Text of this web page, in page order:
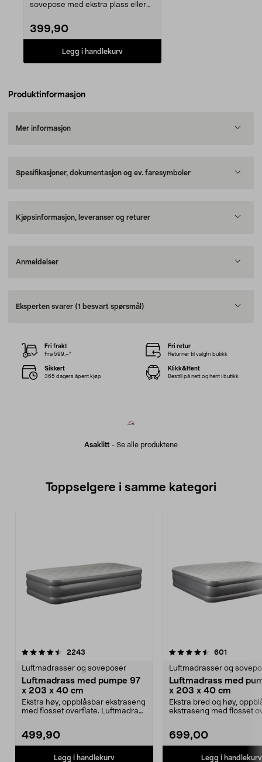
sovepose med ekstra plass eller
399,90
Legg i handlekurv
Produktinformasjon
Mer informasjon
Spesifikasjoner, dokumentasjon og ev. faresymboler
Kjøpsinformasjon, leveranser og returer
Anmeldelser
Eksperten svarer (1 besvart spørsmål)
Asaklitt - Se alle produktene
Fri frakt
Fra 599,–*
Fri retur
Returner til valgfri butikk
Sikkert
365 dagers åpent kjøp
Klikk&Hent
Bestill på nett og hent i butikk
Toppselgere i samme kategori
2243
Luftmadrasser og soveposer
Luftmadrass med pumpe 97
x 203 x 40 cm
Ekstra høy, oppblåsbar ekstraseng
med flosset overflate. Luftmadrass
499,90
Legg i handlekurv
4.5 av 5 stjerner 601
Luftmadrasser og
Luftmadrass med
x 203 x 40 cm
Ekstra bred og høy,
ekstraseng med flosset
699,00
Legg i handlekurv
3.5 av 5 stjerner